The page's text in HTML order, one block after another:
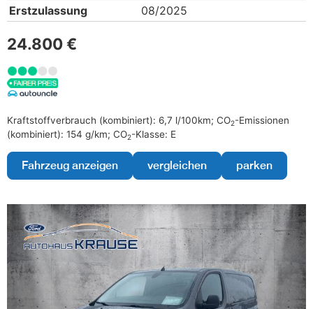
Erstzulassung
08/2025
24.800 €
Kraftstoffverbrauch (kombiniert): 6,7 l/100km; CO2-Emissionen
(kombiniert): 154 g/km; CO2-Klasse: E
Fahrzeug anzeigen vergleichen parken